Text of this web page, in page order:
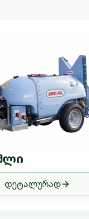
დეტალურად